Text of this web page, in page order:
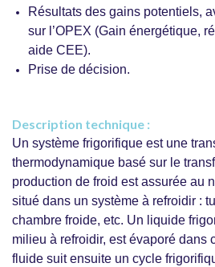
Résultats des gains potentiels,
sur l’OPEX (Gain énergétique,
aide CEE).
Prise de décision.
Description technique :
Un système frigorifique est une
thermodynamique basé sur le
production de froid est assurée au
situé dans un système à refroidir :
chambre froide, etc. Un liquide
milieu à refroidir, est évaporé dans
fluide suit ensuite un cycle